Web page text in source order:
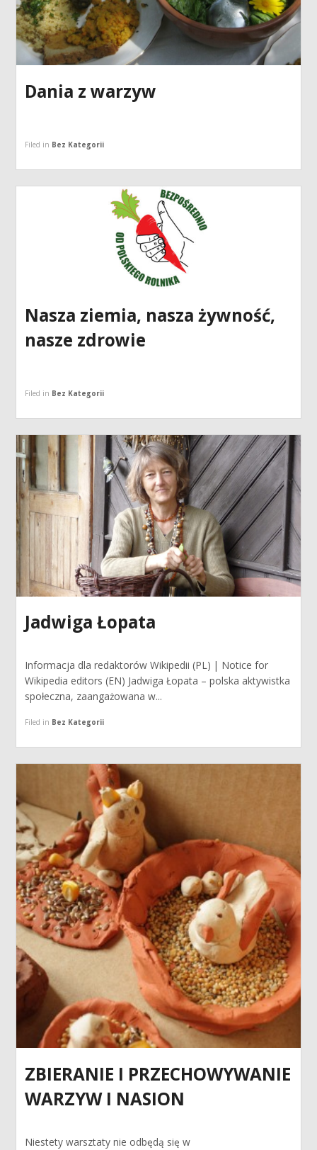
Dania z warzyw
Filed in Bez Kategorii
Nasza ziemia, nasza żywność,
nasze zdrowie
Filed in Bez Kategorii
Jadwiga Łopata
Informacja dla redaktorów Wikipedii (PL) | Notice for
Wikipedia editors (EN) Jadwiga Łopata – polska aktywistka
społeczna, zaangażowana w...
Filed in Bez Kategorii
ZBIERANIE I PRZECHOWYWANIE
WARZYW I NASION
Niestety warsztaty nie odbędą się w